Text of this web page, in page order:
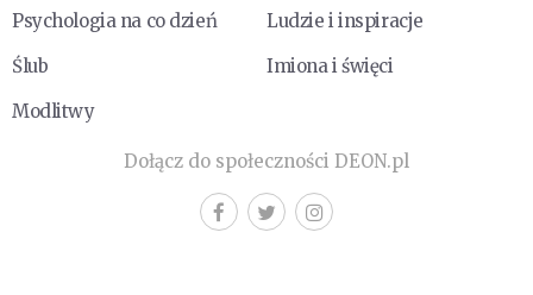
Psychologia na co dzień
Ludzie i inspiracje
Ślub
Imiona i święci
Modlitwy
Dołącz do społeczności DEON.pl